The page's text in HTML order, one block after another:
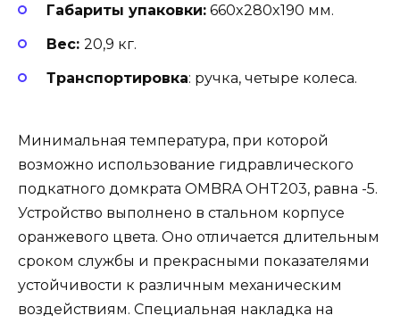
Габариты упаковки: 660x280x190 мм.
Вес: 20,9 кг.
Транспортировка: ручка, четыре колеса.
Минимальная температура, при которой
возможно использование гидравлического
подкатного домкрата OMBRA OHT203, равна -5.
Устройство выполнено в стальном корпусе
оранжевого цвета. Оно отличается длительным
сроком службы и прекрасными показателями
устойчивости к различным механическим
воздействиям. Специальная накладка на